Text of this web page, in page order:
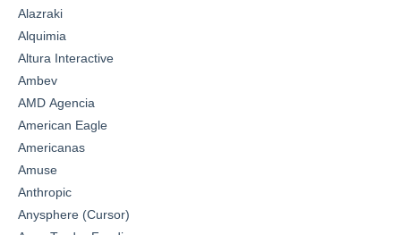
Alazraki
Alquimia
Altura Interactive
Ambev
AMD Agencia
American Eagle
Americanas
Amuse
Anthropic
Anysphere (Cursor)